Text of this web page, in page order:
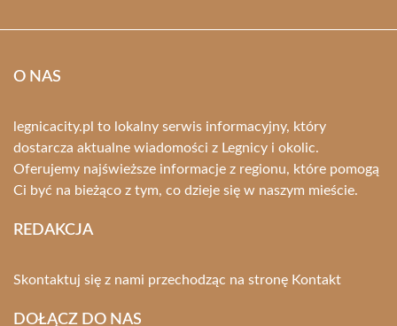
O NAS
legnicacity.pl to lokalny serwis informacyjny, który
dostarcza aktualne wiadomości z Legnicy i okolic.
Oferujemy najświeższe informacje z regionu, które pomogą
Ci być na bieżąco z tym, co dzieje się w naszym mieście.
REDAKCJA
Skontaktuj się z nami przechodząc na stronę Kontakt
DOŁĄCZ DO NAS